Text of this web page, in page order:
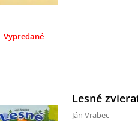
energiu
láske a po smrti
štyristo rokov
Vypredané
Lesné
Ján Vrabec